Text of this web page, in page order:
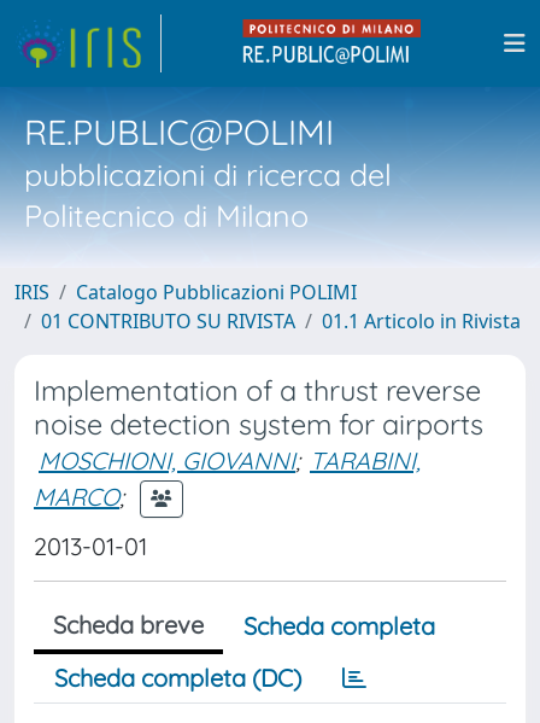
RE.PUBLIC@POLIMI
pubblicazioni di ricerca del
Politecnico di Milano
IRIS
Catalogo Pubblicazioni POLIMI
01 CONTRIBUTO SU RIVISTA
01.1 Articolo in Rivista
Implementation of a thrust reverse
noise detection system for airports
MOSCHIONI, GIOVANNI; TARABINI,
MARCO;
2013-01-01
Scheda breve
Scheda completa
Scheda completa (DC)